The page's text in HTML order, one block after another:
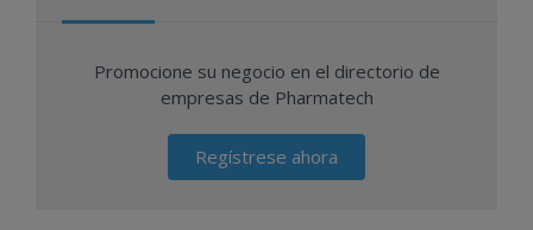
Promocione su negocio en el directorio de
empresas de Pharmatech
Regístrese ahora